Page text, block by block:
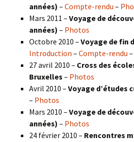
années) – Compte-rendu –
Mars 2011 – Voyage de
années) – Photos
Octobre 2010 – Voyage de fin
Introduction – Compte-rendu –
27 avril 2010 – Cross des
Bruxelles – Photos
Avril 2010 – Voyage d’études
– Photos
Mars 2010 – Voyage de
années) – Photos
24 février 2010 – Rencontres